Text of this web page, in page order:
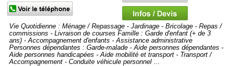
Vie Quotidienne : Ménage / Repassage - Jardinage - Bricolage - Repas /
commissions - Livraison de courses Famille : Garde d'enfant (+ de 3
ans) - Accompagnement d'enfants - Assistance administrative
Personnes dépendantes : Garde-malade - Aide personnes dépendantes -
Aide personnes handicapées - Aide mobilité et transport - Transport /
Accompagnement - Conduite véhicule personnel ...